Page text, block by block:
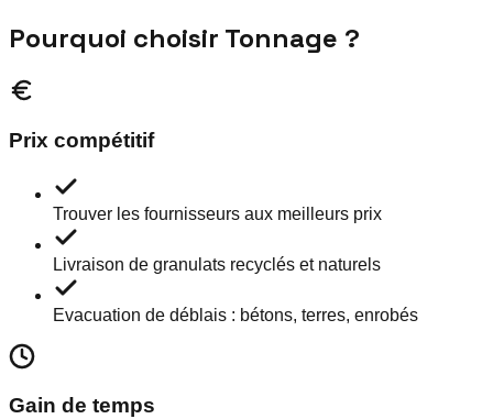
Pourquoi choisir Tonnage ?
Prix compétitif
Trouver les fournisseurs aux meilleurs prix
Livraison de granulats recyclés et naturels
Evacuation de déblais : bétons, terres, enrobés
Gain de temps